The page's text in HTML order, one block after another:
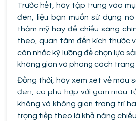
Trước hết, hãy tập trung vào
đèn, liệu bạn muốn sử dụng
thẩm mỹ hay để chiếu sáng
theo, quan tâm đến kích thước
cân nhắc kỹ lưỡng để chọn lựa
không gian và phong cách trang
Đồng thời, hãy xem xét về màu
đèn, có phù hợp với gam màu
không và không gian trang trí
trọng tiếp theo là khả năng